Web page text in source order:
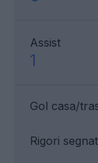
Assist
1
Gol casa/
Rigori